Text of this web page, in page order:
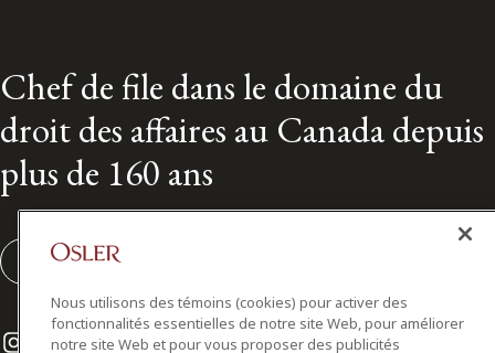
Chef de file dans le domaine du
droit des affaires au Canada depuis
plus de 160 ans
S'abonner
Instagram
Twitter
LinkedIn
Nous utilisons des témoins (cookies) pour activer des
fonctionnalités essentielles de notre site Web, pour améliorer
notre site Web et pour vous proposer des publicités